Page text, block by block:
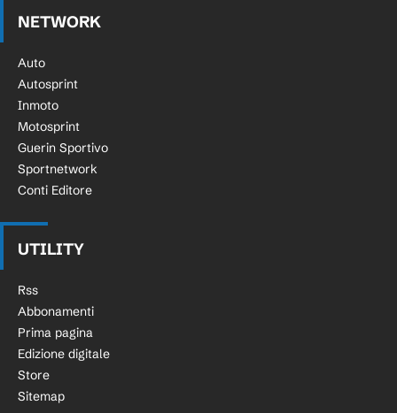
NETWORK
Auto
Autosprint
Inmoto
Motosprint
Guerin Sportivo
Sportnetwork
Conti Editore
UTILITY
Rss
Abbonamenti
Prima pagina
Edizione digitale
Store
Sitemap